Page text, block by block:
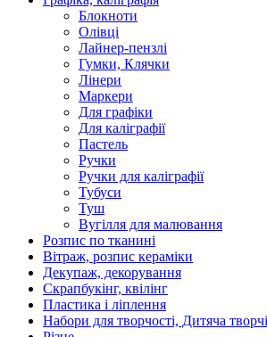
Блокноти
Олівці
Лайнер-пензлі
Гумки, Клячки
Лінери
Маркери
Для графіки
Для каліграфії
Пастель
Ручки
Ручки для каліграфії
Тубуси
Туш
Вугілля для малювання
Розпис по тканині
Вітраж, розпис кераміки
Декупаж, декорування
Скрапбукінг, квілінг
Пластика і ліплення
Набори для творчості, Дитяча